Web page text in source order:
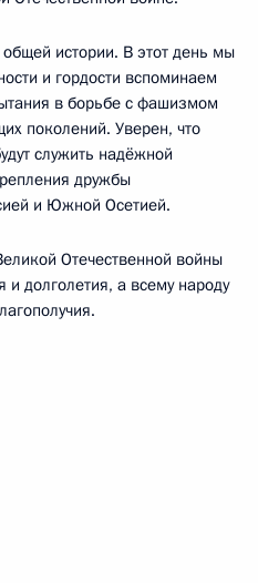
истории. В этот день мы
и гордости вспоминаем
в борьбе с фашизмом
поколений. Уверен, что
служить надёжной
дружбы
и Южной Осетией.
Отечественной войны
долголетия, а всему народу